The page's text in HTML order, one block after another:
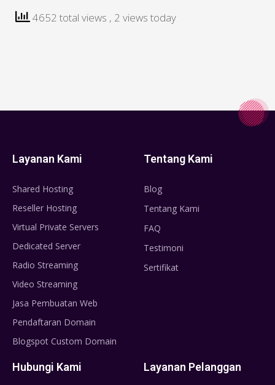
4652 total views , 2 views today
Layanan Kami
Shared Hosting
Reseller Hosting
Virtual Private Servers
Dedicated Server
Radio Streaming
Video Streaming
Jasa Pembuatan Web
Pendaftaran Domain
Blogspot Custom Domain
Tentang Kami
Blog
Tentang Kami
FAQ
Testimoni
Sertifikat
Hubungi Kami Layanan Pelanggan